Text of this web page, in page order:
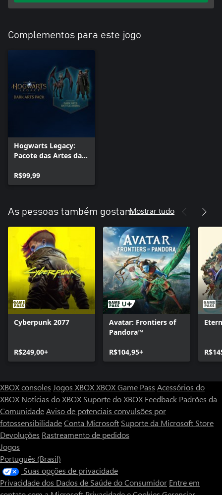
Complementos para este jogo
Hogwarts Legacy:
Pacote das Artes das
R$99,99
As pessoas também gostamMostrar tudo
Cyberpunk 2077
R$249,00+
Avatar: Frontiers of
Pandora™
R$104,95+
XBOX consoles Jogos XBOXXBOX Game Pass Acessórios do
XBOX Notícias do XBOX Suporte do XBOX Feedback Padrões da
ComunidadeAviso de potenciais convulsões por
fotossensibilidadeConta Microsoft Suporte da Microsoft Store
Devoluções Rastreamento de pedidos
Jogos
Português (Brasil)
Suas opções de privacidade
Privacidade dos Dados de Saúde do Consumidor Entre em